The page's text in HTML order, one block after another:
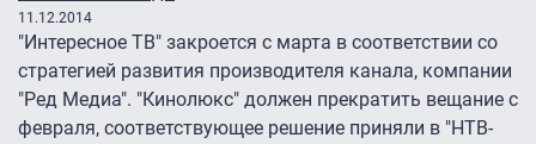
11.12.2014
"Интересное ТВ" закроется с марта в соответствии со
стратегией развития производителя канала, компании
"Ред Медиа". "Кинолюкс" должен прекратить вещание с
февраля, соответствующее решение приняли в "НТВ-